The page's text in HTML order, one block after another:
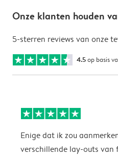
Onze klanten houden
5-sterren reviews van onze
4.5op basis
Enige dat ik zou
verschillende lay-outs van